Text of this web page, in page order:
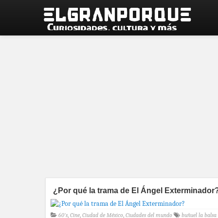
¿Por qué la trama de El Ángel
60's, Cine, Ciudad de México, Ciudades del mundo buñuel la balsa